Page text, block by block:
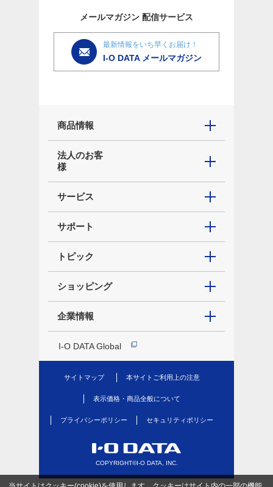
メールマガジン 配信サービス
最新情報をいち早くお届け！
I-O DATA メールマガジン
商品情報
法人のお客
様
サービス
サポート
トピック
ショッピング
企業情報
I-O DATA Global
サイトマップ 本サイトご利用上の注意
表示価格・商品全般について
プライバシーポリシー セキュリティポリシー
COPYRIGHT©I-O DATA, INC.